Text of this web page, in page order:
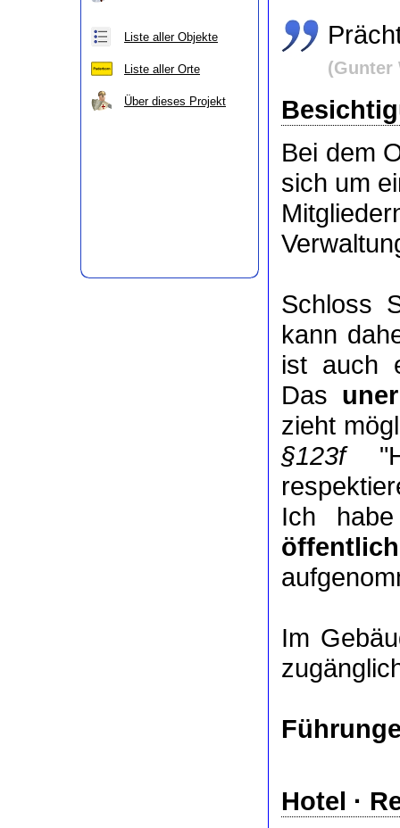
Liste aller Objekte
Liste aller Orte
Über dieses Projekt
(Gunter
Bei dem
sich um
Schloss
kann
ist auch
Das
zieht
§123f
Ich
Im
Hotel ·